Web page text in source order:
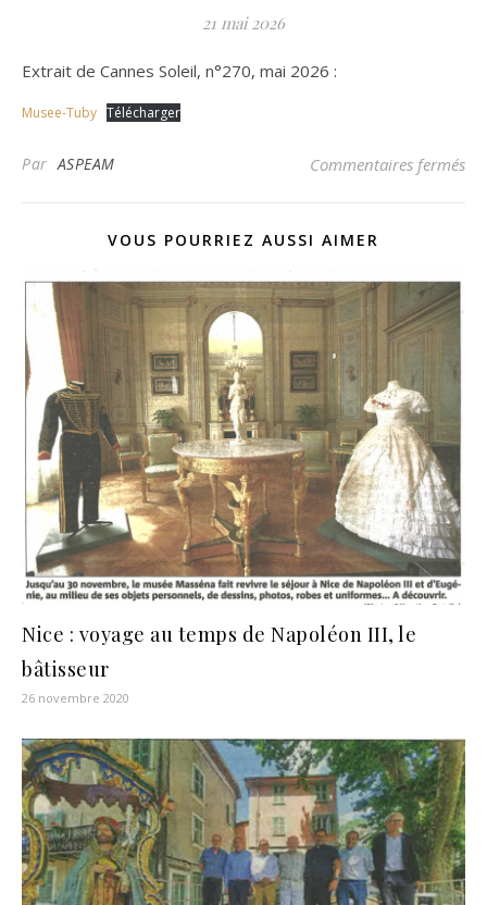
21 mai 2026
Extrait de Cannes Soleil, n°270, mai 2026 :
Musee-Tuby Télécharger
ParASPEAM Commentaires fermés
VOUS POURRIEZ AUSSI AIMER
Nice : voyage au temps de Napoléon III, le
bâtisseur
26 novembre 2020